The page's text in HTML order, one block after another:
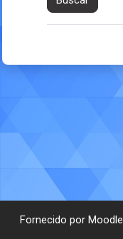
Fornecido por Moodle